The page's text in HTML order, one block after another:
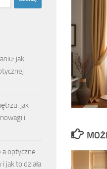
jak
jak
i
optyczne
jak to działa